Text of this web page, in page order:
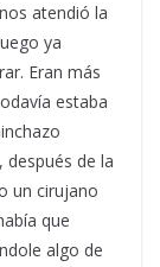
atendió la
ya
Eran más
estaba
de la
un cirujano
que
algo de